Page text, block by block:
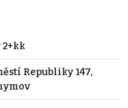
2+kk
Republiky 147,